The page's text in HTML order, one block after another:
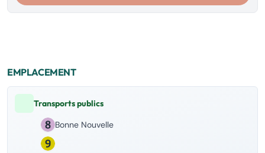
EMPLACEMENT
Transports publics
Bonne Nouvelle